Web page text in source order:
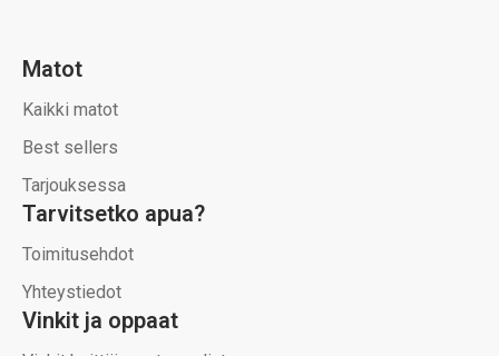
Matot
Kaikki matot
Best sellers
Tarjouksessa
Tarvitsetko apua?
Toimitusehdot
Yhteystiedot
Vinkit ja oppaat